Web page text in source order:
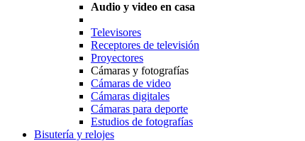
Audio y video en casa
Televisores
Receptores de televisión
Proyectores
Cámaras y fotografías
Cámaras de video
Cámaras digitales
Cámaras para deporte
Estudios de fotografías
Bisutería y relojes